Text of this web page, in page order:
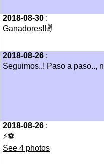
2018-08-30 :
Ganadores!!✌
2018-08-26 :
Seguimos..! Paso a paso..,
2018-08-26 :
⚡️⚽️
See 4 photos